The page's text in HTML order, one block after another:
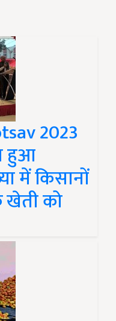
2023
हुआ
में किसानों
खेती को